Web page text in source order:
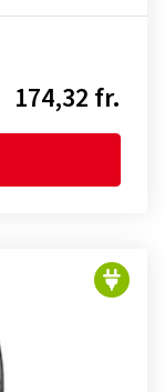
174,32 fr.